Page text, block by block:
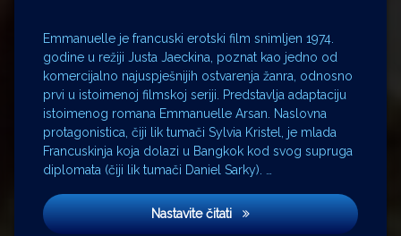
Emmanuelle je francuski erotski film snimljen 1974.
godine u režiji Justa Jaeckina, poznat kao jedno od
komercijalno najuspješnijih ostvarenja žanra, odnosno
prvi u istoimenoj filmskoj seriji. Predstavlja adaptaciju
istoimenog romana Emmanuelle Arsan. Naslovna
protagonistica, čiji lik tumači Sylvia Kristel, je mlada
Francuskinja koja dolazi u Bangkok kod svog supruga
diplomata (čiji lik tumači Daniel Sarky). …
Nastavite čitatiEmmanuelle